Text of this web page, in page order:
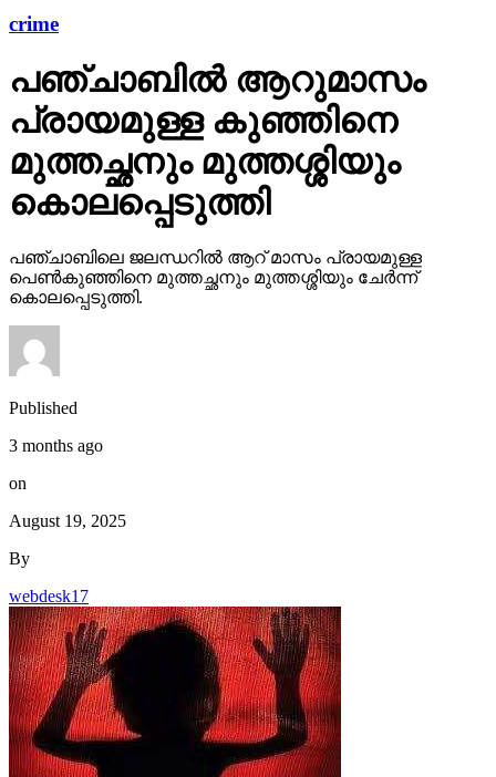
crime
പഞ്ചാബില്‍ ആറുമാസം
പ്രായമുള്ള കുഞ്ഞിനെ
മുത്തച്ഛനും മുത്തശ്ശിയും
കൊലപ്പെടുത്തി
പഞ്ചാബിലെ ജലന്ധറില്‍ ആറ് മാസം പ്രായമുള്ള
പെണ്‍കുഞ്ഞിനെ മുത്തച്ഛനും മുത്തശ്ശിയും ചേര്‍ന്ന്
കൊലപ്പെടുത്തി.
Published
3 months ago
on
August 19, 2025
By
webdesk17